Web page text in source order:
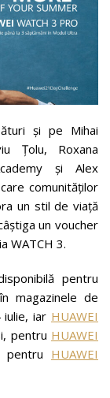
și pe Mihai
Țolu, Roxana
și Alex
comunităților
un stil de viață
un voucher
WATCH 3.
pentru
magazinele de
iar HUAWEI
pentru HUAWEI
HUAWEI